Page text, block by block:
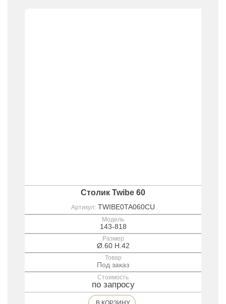
Столик Twibe 60
Артикул: TWIBE0TA060CU
Модель
143-818
Размер
Ø.60 H.42
Товар
Под заказ
Стоимость
по запросу